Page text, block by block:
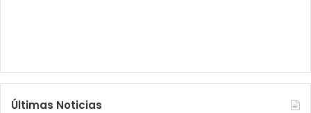
Últimas Noticias